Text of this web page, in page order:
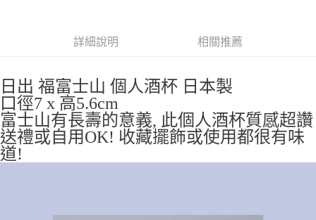
付款後全家取貨
7-11取貨付款
每筆NT$65，滿NT$999(含以上)免運費
付款後7-11取貨
每筆NT$65，滿NT$999(含以上)免運費
詳細說明 相關推薦
日出 福富士山 個人酒杯 日本製
口徑7 x 高5.6cm
富士山有長壽的意義, 此個人酒杯質感超讚
送禮或自用OK! 收藏擺飾或使用都很有味
道!